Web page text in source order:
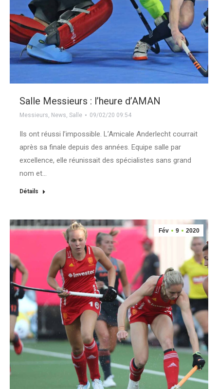
Salle Messieurs : l’heure d’AMAN
Messieurs, News, Salle 09/02/20 09:54
Ils ont réussi l’impossible. L’Amicale Anderlecht courrait
après sa finale depuis des années. Equipe salle par
excellence, elle réunissait des spécialistes sans grand
nom et…
Détails
Fév 9 2020